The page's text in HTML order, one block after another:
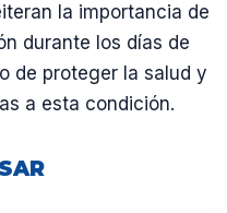
la importancia de
durante los días de
de proteger la salud y
a esta condición.